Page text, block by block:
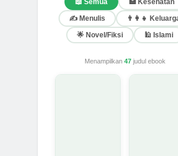
📖 Semua
🏥 Kesehatan
✍️ Menulis
👨‍👩‍👧
🌟 Novel/Fiksi
🕌 Islami
Menampilkan 47judul ebook